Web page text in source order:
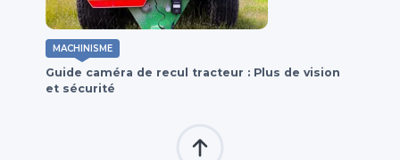
MACHINISME
Guide caméra de recul tracteur : Plus de vision
et sécurité